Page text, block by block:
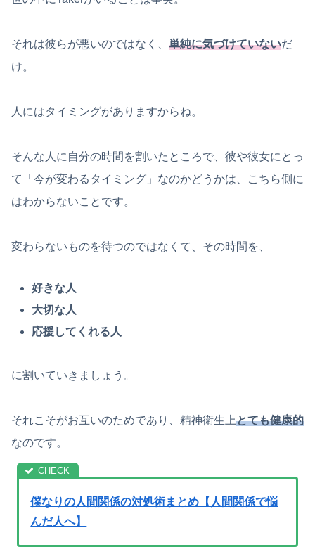
それは彼らが悪いのではなく、 単純に気づけていないだ
け。
人にはタイミングがありますからね。
そんな人に自分の時間を割いたところで、彼や彼女にとっ
て「今が変わるタイミング」なのかどうかは、こちら側に
はわからないことです。
変わらないものを待つのではなくて、その時間を、
好きな人
大切な人
応援してくれる人
に割いていきましょう。
それこそがお互いのためであり、精神衛生上とても健康的
なのです。
僕なりの人間関係の対処術まとめ【人間関係で悩
んだ人へ】